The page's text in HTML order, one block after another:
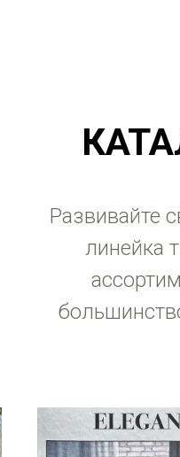
Развивайте
линейка